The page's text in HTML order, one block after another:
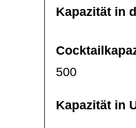
500